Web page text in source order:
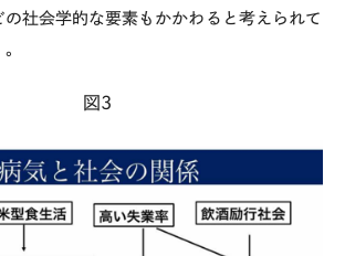
社会学的な要素もかかわると考えられて
図3